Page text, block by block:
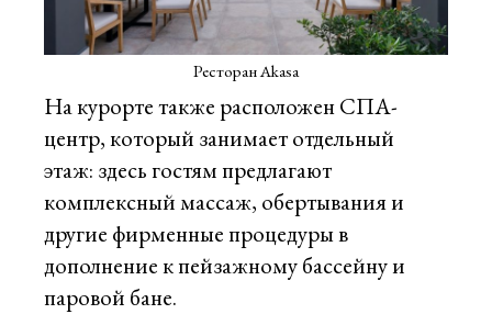
Ресторан Akasa
На курорте также расположен СПА-
центр, который занимает отдельный
этаж: здесь гостям предлагают
комплексный массаж, обертывания и
другие фирменные процедуры в
дополнение к пейзажному бассейну и
паровой бане.